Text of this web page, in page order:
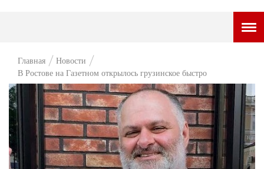
НОВОСТИ
ВОПРОС НЕДЕЛИ
ПРЕМЬЕРА
ТАМ И ТУТ
Главная
Новости
В Ростове на Газетном открылось грузинское быстро